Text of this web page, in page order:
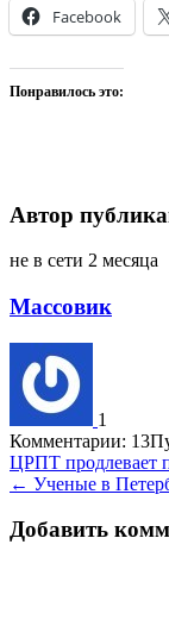
Facebook
Понравилось это:
Автор
не в сети 2 месяца
Массовик
1
Комментарии: 13
Навигация
по
записям
ЦРПТ продлевает
← Ученые в
Добавить